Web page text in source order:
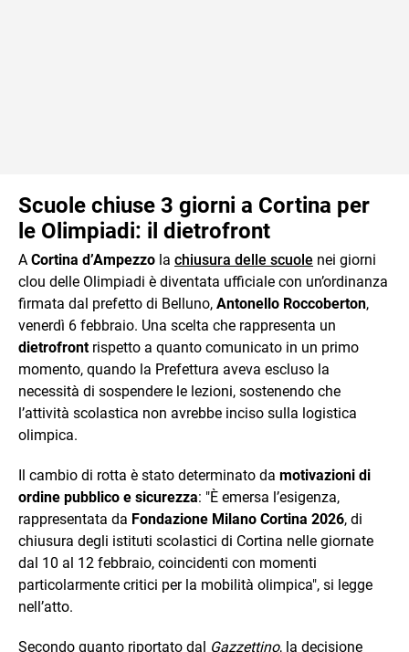
Scuole chiuse 3 giorni a Cortina per
le Olimpiadi: il dietrofront
A Cortina d’Ampezzo la chiusura delle scuole nei giorni
clou delle Olimpiadi è diventata ufficiale con un’ordinanza
firmata dal prefetto di Belluno, Antonello Roccoberton,
venerdì 6 febbraio. Una scelta che rappresenta un
dietrofrontrispetto a quanto comunicato in un primo
momento, quando la Prefettura aveva escluso la
necessità di sospendere le lezioni, sostenendo che
l’attività scolastica non avrebbe inciso sulla logistica
olimpica.
Il cambio di rotta è stato determinato da motivazioni di
ordine pubblico e sicurezza: "È emersa l’esigenza,
rappresentata da Fondazione Milano Cortina 2026, di
chiusura degli istituti scolastici di Cortina nelle giornate
dal 10 al 12 febbraio, coincidenti con momenti
particolarmente critici per la mobilità olimpica", si legge
nell’atto.
Secondo quanto riportato dal Gazzettino, la decisione